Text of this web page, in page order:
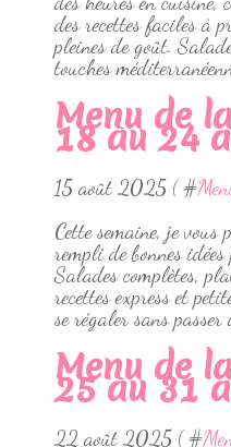
des recettes faciles à
pleines de goût.
touches
Menu de
18 au 24
15 août 2025 ( #
Cette semaine, je vous
rempli de bonnes
Salades complètes,
recettes express et
se régaler sans passer
Menu de
25 au 31
22 août 2025 ( #